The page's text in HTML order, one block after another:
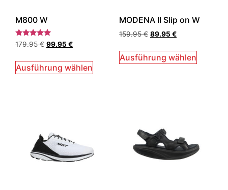
M800 W
Bewertet
mit
von 5
179.95€ 99.95€
Ausführung wählen
MODENA II Slip on W
159.95€ 89.95€
Ausführung wählen